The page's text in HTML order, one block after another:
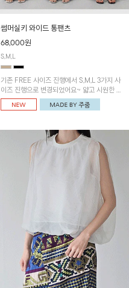
썸머실키 와이드 통팬츠
68,000원
S,M,L
기존 FREE 사이즈 진행에서 S,M,L 3가지 사
이즈 진행으로 변경되었어요~ 얇고 시원한 원
단으로 제작된 와이드팬츠! 베이직한 디자인으
로 코디 활용도가 높은 아이템이에요~